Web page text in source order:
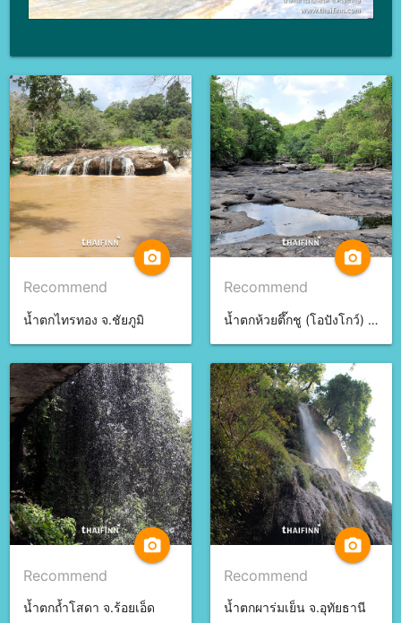
camera_alt
Recommend
น้ำตกไทรทอง จ.ชัยภูมิ
camera_alt
Recommend
น้ำตกห้วยตึ๊กชู (โอปังโกว์) จ.ศรีสะเกษ
camera_alt
Recommend
น้ำตกถ้ำโสดา จ.ร้อยเอ็ด
camera_alt
Recommend
น้ำตกผาร่มเย็น จ.อุทัยธานี